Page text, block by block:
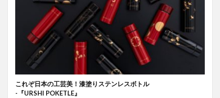
これぞ日本の工芸美！漆塗りステンレスボトル
-『URSHI POKETLE』